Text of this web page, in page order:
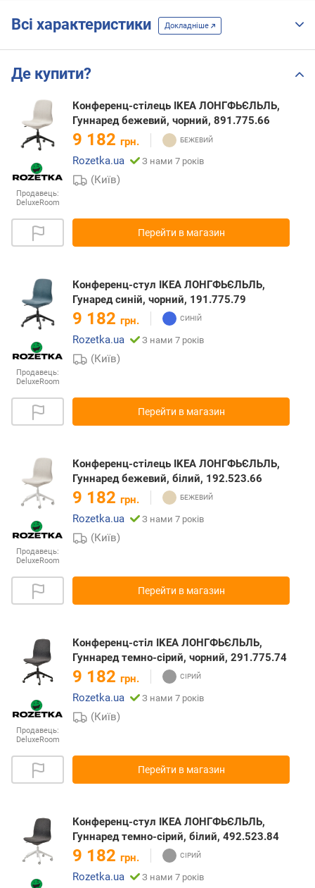
Всі характеристики Докладніше
Де купити?
Продавець:
DeluxeRoom
Конференц-стілець IKEA ЛОНГФЬЄЛЬЛЬ,
Гуннаред бежевий, чорний, 891.775.66
9 182 грн.
Rozetka.ua
З нами 7 років
(Київ)
Перейти в магазин
Продавець:
DeluxeRoom
Конференц-стул IKEA ЛОНГФЬЄЛЬЛЬ,
Гунаред синій, чорний, 191.775.79
9 182 грн.
Rozetka.ua
З нами 7 років
(Київ)
Перейти в магазин
Продавець:
DeluxeRoom
Конференц-стілець IKEA ЛОНГФЬЄЛЬЛЬ,
Гуннаред бежевий, білий, 192.523.66
9 182 грн.
Rozetka.ua
З нами 7 років
(Київ)
Перейти в магазин
Продавець:
DeluxeRoom
Конференц-стіл IKEA ЛОНГФЬЄЛЬЛЬ,
Гуннаред темно-сірий, чорний, 291.775.74
9 182 грн.
Rozetka.ua
З нами 7 років
(Київ)
Перейти в магазин
Конференц-стул IKEA ЛОНГФЬЄЛЬЛЬ,
Гуннаред темно-сірий, білий, 492.523.84
9 182 грн.
Rozetka.ua
З нами 7 років